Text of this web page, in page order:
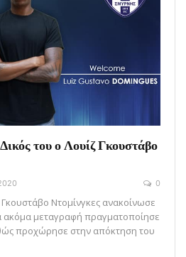
του ο Λουίζ Γκουστάβο
0
Ντομίνγκες ανακοίνωσε
μεταγραφή πραγματοποίησε
προχώρησε στην απόκτηση του